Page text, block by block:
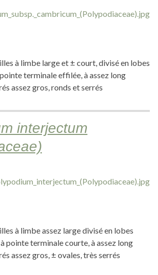
à limbe large et ± court, divisé en lobes
terminale effilée, à assez long
assez gros, ronds et serrés
interjectum
à limbe assez large divisé en lobes
pointe terminale courte, à assez long
assez gros, ± ovales, très serrés